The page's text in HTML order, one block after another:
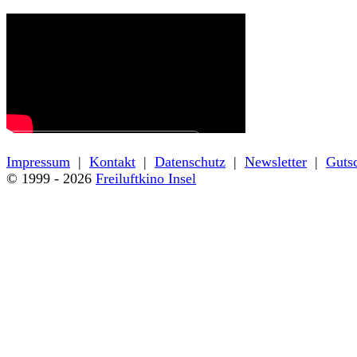
Impressum | Kontakt | Datenschutz | Newsletter |
© 1999 - 2026 Freiluftkino Insel